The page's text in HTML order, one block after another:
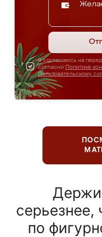
Я соглашаюсь на
согласно Политике
Пользовательскому
по